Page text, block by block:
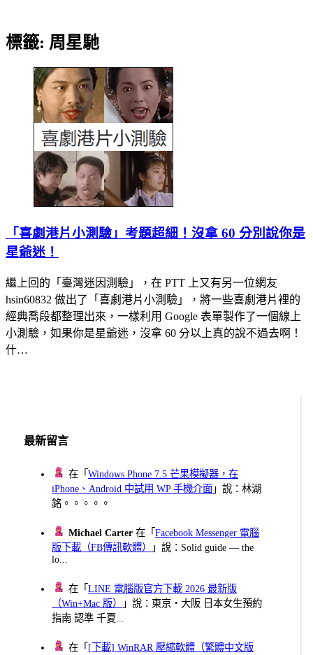
標籤: 周星馳
「喜劇港片小測驗」考題超細！沒拿 60 分別說你是
星爺迷！
繼上回的「臺灣迷因測驗」，在 PTT 上又有另一位網友
hsin60832 做出了「喜劇港片小測驗」，將一些喜劇港片裡的
經典喬段都整理出來，一樣利用 Google 表單製作了一個線上
小測驗，如果你是星爺迷，沒拿 60 分以上真的說不過去啊！
什…
最新留言
在「Windows Phone 7.5 芒果模擬器，在
iPhone、Android 中試用 WP 手機介面 」說：林湖
銘。。。。。
Michael Carter 在「Facebook Messenger 電腦
版下載（FB傳訊軟體）
」說：Solid guide — the
lo...
在「LINE 電腦版官方下載 2026 最新版
（Win+Mac 版）
」說：東京・大阪 日本女生預約
指南 認準 千夏...
在「 [下載] WinRAR 壓縮軟體（繁體中文版